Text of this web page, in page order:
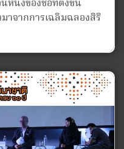
หนึ่งของชื่อที่ตั้งขึ้น
าจากการเฉลิมฉลองสิริ